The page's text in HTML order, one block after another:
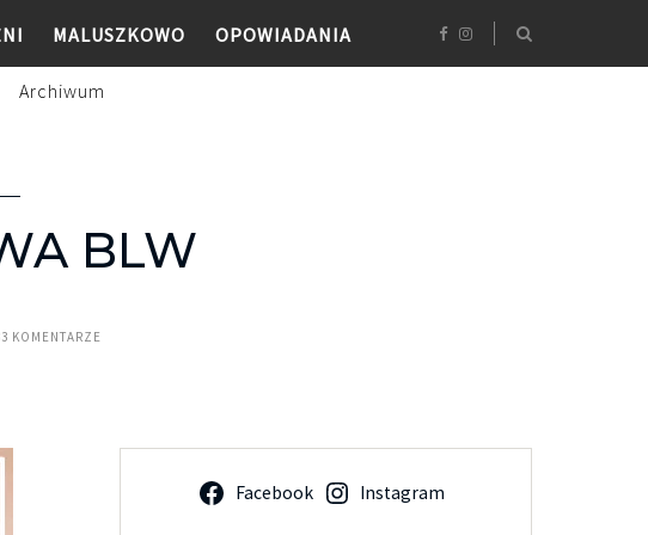
MALUSZKOWO OPOWIADANIA
Archiwum
BLW
KOMENTARZE
Facebook Instagram